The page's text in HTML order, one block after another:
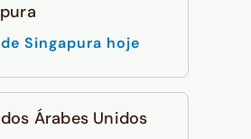
Singapura hoje
Árabes Unidos